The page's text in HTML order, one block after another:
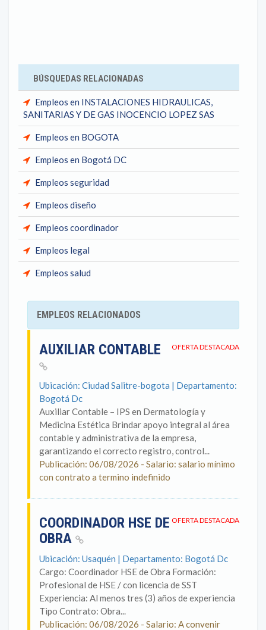
BÚSQUEDAS RELACIONADAS
Empleos en INSTALACIONES HIDRAULICAS,
SANITARIAS Y DE GAS INOCENCIO LOPEZ SAS
Empleos en BOGOTA
Empleos en Bogotá DC
Empleos seguridad
Empleos diseño
Empleos coordinador
Empleos legal
Empleos salud
EMPLEOS RELACIONADOS
OFERTA DESTACADA
AUXILIAR CONTABLE
Ubicación: Ciudad Salitre-bogota | Departamento:
Bogotá Dc
Auxiliar Contable – IPS en Dermatología y
Medicina Estética Brindar apoyo integral al área
contable y administrativa de la empresa,
garantizando el correcto registro, control...
Publicación: 06/08/2026 - Salario: salario mínimo
con contrato a termino indefinido
OFERTA DESTACADA
COORDINADOR HSE DE
OBRA
Ubicación: Usaquén | Departamento: Bogotá Dc
Cargo: Coordinador HSE de Obra Formación:
Profesional de HSE / con licencia de SST
Experiencia: Al menos tres (3) años de experiencia
Tipo Contrato: Obra...
Publicación: 06/08/2026 - Salario: A convenir